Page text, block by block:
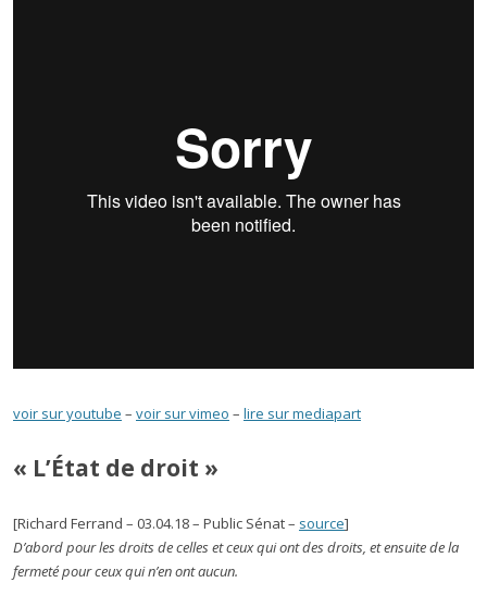
voir sur youtube – voir sur vimeo – lire sur mediapart
« L’État de droit »
[Richard Ferrand – 03.04.18 – Public Sénat – source]
D’abord pour les droits de celles et ceux qui ont des droits, et ensuite de la
fermeté pour ceux qui n’en ont aucun.